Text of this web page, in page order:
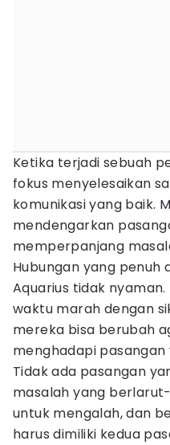
Ketika terjadi sebuah
fokus menyelesaikan
komunikasi yang baik.
mendengarkan
memperpanjang
Hubungan yang
Aquarius tidak
waktu marah dengan
mereka bisa berubah
menghadapi
Tidak ada pasangan
masalah yang
untuk mengalah, dan
harus dimiliki kedua